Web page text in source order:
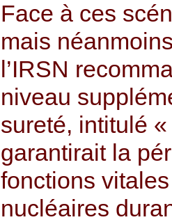
Face à ces
mais
l’IRSN
niveau
sureté, intitulé
garantirait la
fonctions
nucléaires